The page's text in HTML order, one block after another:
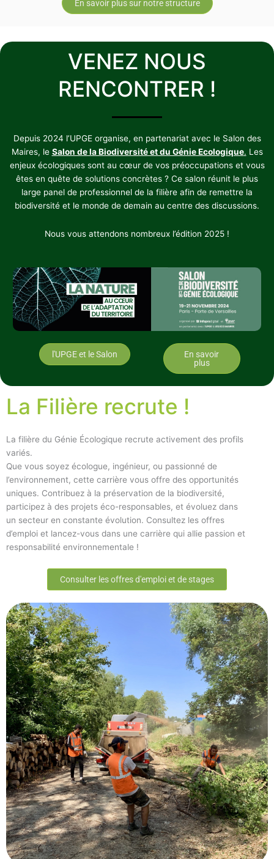
En savoir plus sur notre structure
VENEZ NOUS
RENCONTRER !
Depuis 2024 l’UPGE organise, en partenariat avec le Salon des
Maires, le Salon de la Biodiversité et du Génie Ecologique. Les
enjeux écologiques sont au cœur de vos préoccupations et vous
êtes en quête de solutions concrètes ? Ce salon réunit le plus
large panel de professionnel de la filière afin de remettre la
biodiversité et le monde de demain au centre des discussions.
Nous vous attendons nombreux l’édition 2025 !
l'UPGE et le Salon
En savoir
plus
La Filière recrute !
La filière du Génie Écologique recrute activement des profils
variés.
Que vous soyez écologue, ingénieur, ou passionné de
l’environnement, cette carrière vous offre des opportunités
uniques. Contribuez à la préservation de la biodiversité,
participez à des projets éco-responsables, et évoluez dans
un secteur en constante évolution. Consultez les offres
d’emploi et lancez-vous dans une carrière qui allie passion et
responsabilité environnementale !
Consulter les offres d'emploi et de stages